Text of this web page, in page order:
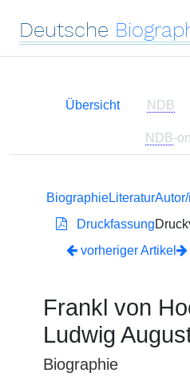
Deutsche
Übersicht NDB
NDB-
BiographieLiteratur
Druckfassung
vorheriger Artikel
Frankl von
Ludwig
Biographie